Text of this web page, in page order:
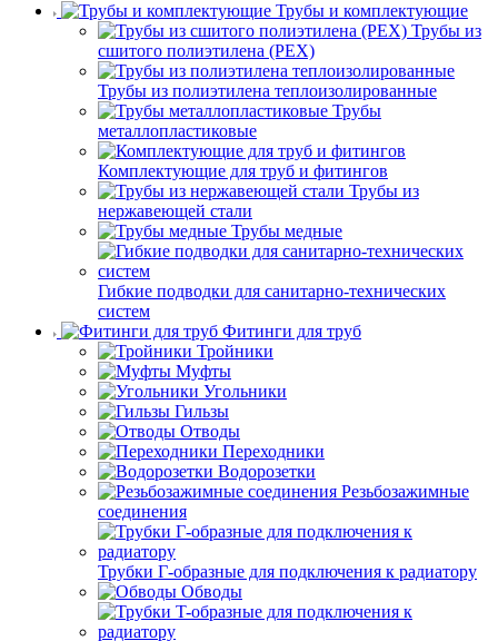
Трубы и комплектующие
Трубы из
сшитого полиэтилена (PEX)
Трубы из полиэтилена теплоизолированные
Трубы
металлопластиковые
Комплектующие для труб и фитингов
Трубы из
нержавеющей стали
Трубы медные
Гибкие подводки для санитарно-технических
систем
Фитинги для труб
Тройники
Муфты
Угольники
Гильзы
Отводы
Переходники
Водорозетки
Резьбозажимные
соединения
Трубки Г-образные для подключения к радиатору
Обводы